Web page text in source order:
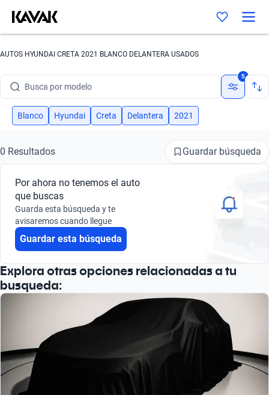
AUTOS HYUNDAI CRETA 2021 BLANCO DELANTERA USADOS
Busca por modelo
Busca por versión
Busca por marca
Busca por modelo
Busca por versión
5
Blanco Hyundai Creta Delantera 2021
0 Resultados Guardar búsqueda
Por ahora no tenemos el auto
que buscas
Guarda esta búsqueda y te
avisaremos cuando llegue
Guardar esta búsqueda
Explora otras opciones relacionadas a tu
busqueda: